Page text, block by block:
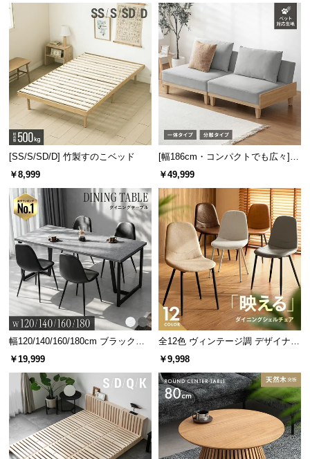
[SS/S/SD/D] 竹製すのこベッド
￥8,999
[幅186cm・コンパクトでも広々] 3
人掛けソファベッド リクライニン
グ 天然木フレーム 北欧
￥49,999
幅120/140/160/180cm ブラックフ
レーム ダイニング 大理石調 4人掛
￥19,999
全12色 ヴィンテージ調 デザイナー
ズシェルチェア
￥9,998